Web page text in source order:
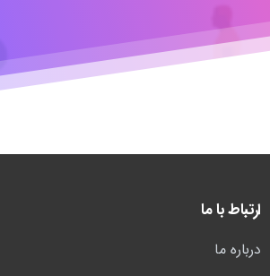
ارتباط با ما
درباره ما